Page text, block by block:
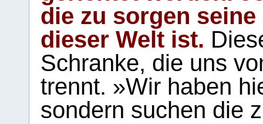
die zu sorgen
dieser Welt ist.
Schranke, die uns
trennt. »Wir haben
sondern suchen die